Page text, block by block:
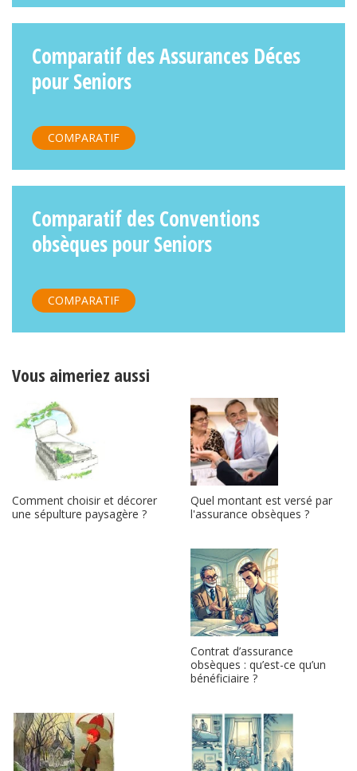
Comparatif des Assurances Déces
pour Seniors
COMPARATIF
Comparatif des Conventions
obsèques pour Seniors
COMPARATIF
Vous aimeriez aussi
Comment choisir et décorer
une sépulture paysagère ?
Quel montant est versé par
l'assurance obsèques ?
Contrat d’assurance
obsèques : qu’est-ce qu’un
bénéficiaire ?